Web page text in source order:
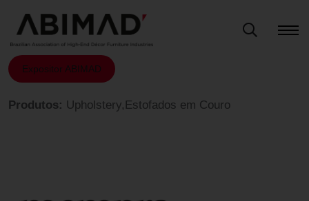
Expositor ABIMAD
Produtos: Upholstery,Estofados em Couro